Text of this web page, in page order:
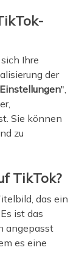
Ihre
der
",
Sie können
zu
TikTok?
das ein
ist das
angepasst
es eine